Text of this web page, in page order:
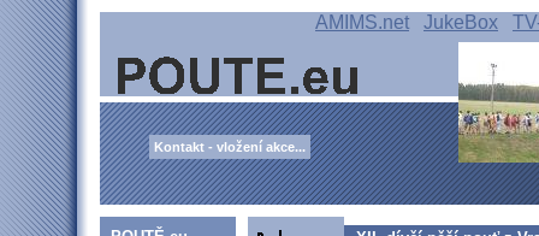
AMIMS.net JukeBox
Kontakt - vložení akce...